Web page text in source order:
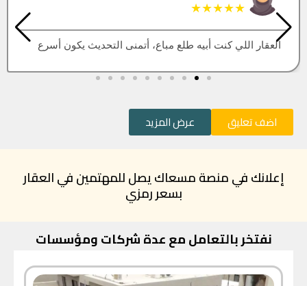
★★★★★
العقار اللي كنت أبيه طلع مباع، أتمنى التحديث يكون أسرع
اضف تعليق عرض المزيد
إعلانك في منصة مسعاك يصل للمهتمين في العقار
بسعر رمزي
نفتخر بالتعامل مع عدة شركات ومؤسسات